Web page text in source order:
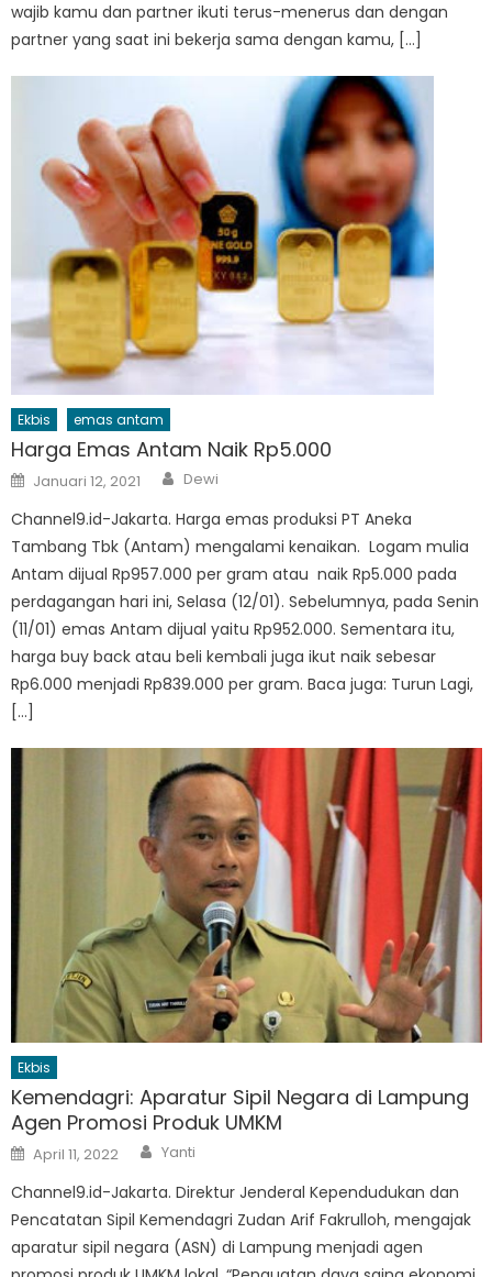
wajib kamu dan partner ikuti terus-menerus dan dengan
partner yang saat ini bekerja sama dengan kamu, […]
Ekbis emas antam
Harga Emas Antam Naik Rp5.000
Posted
on
Januari 12, 2021 Author
Dewi
Channel9.id-Jakarta. Harga emas produksi PT Aneka
Tambang Tbk (Antam) mengalami kenaikan. Logam mulia
Antam dijual Rp957.000 per gram atau naik Rp5.000 pada
perdagangan hari ini, Selasa (12/01). Sebelumnya, pada Senin
(11/01) emas Antam dijual yaitu Rp952.000. Sementara itu,
harga buy back atau beli kembali juga ikut naik sebesar
Rp6.000 menjadi Rp839.000 per gram. Baca juga: Turun Lagi,
[…]
Ekbis
Kemendagri: Aparatur Sipil Negara di Lampung
Agen Promosi Produk UMKM
Posted
on
April 11, 2022 Author
Yanti
Channel9.id-Jakarta. Direktur Jenderal Kependudukan dan
Pencatatan Sipil Kemendagri Zudan Arif Fakrulloh, mengajak
aparatur sipil negara (ASN) di Lampung menjadi agen